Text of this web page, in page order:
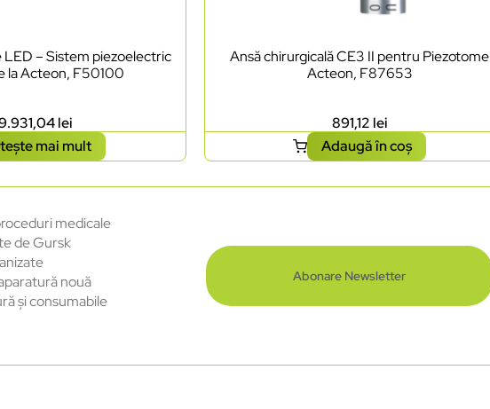
LED – Sistem piezoelectric
la Acteon, F50100
lei
mai mult
Ansă chirurgicală CE3 II pentru Piezotome
Acteon, F87653
891,12 lei
Adaugă în coș
medicale
de Gursk
nouă
și consumabile
Abonare Newsletter